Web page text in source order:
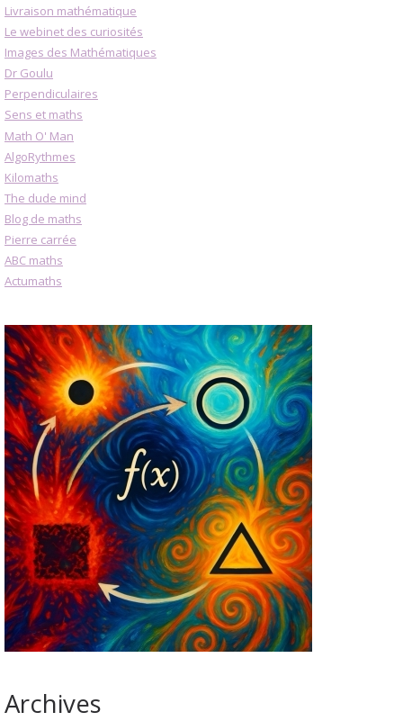
Livraison mathématique
Le webinet des curiosités
Images des Mathématiques
Dr Goulu
Perpendiculaires
Sens et maths
Math O' Man
AlgoRythmes
Kilomaths
The dude mind
Blog de maths
Pierre carrée
ABC maths
Actumaths
Archives